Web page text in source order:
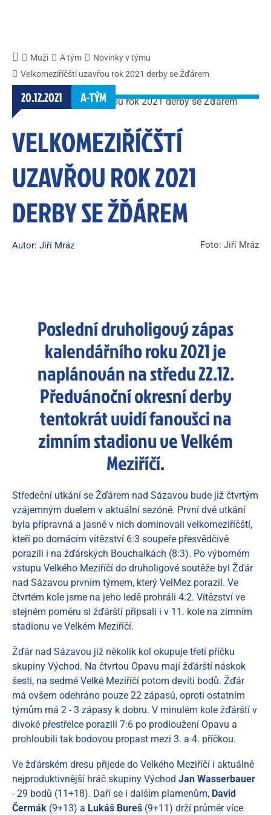
Muži A tým
Novinky v týmu
Velkomeziříčští uzavřou rok 2021 derby se Žďárem
20.12.2021 A-TÝM
VELKOMEZIŘÍČŠTÍ
UZAVŘOU ROK 2021
DERBY SE ŽĎÁREM
Autor: Jiří Mráz Foto: Jiří Mráz
Poslední druholigový zápas
kalendářního roku 2021 je
naplánován na středu 22.12.
Předvánoční okresní derby
tentokrát uvidí fanoušci na
zimním stadionu ve Velkém
Meziříčí.
Středeční utkání se Žďárem nad Sázavou bude již čtvrtým
vzájemným duelem v aktuální sezóně. První dvě utkání
byla přípravná a jasně v nich dominovali velkomeziříčští,
kteří po domácím vítězství 6:3 soupeře přesvědčivě
porazili i na žďárských Bouchalkách (8:3). Po výborném
vstupu Velkého Meziříčí do druholigové soutěže byl Žďár
nad Sázavou prvním týmem, který VelMez porazil. Ve
čtvrtém kole jsme na jeho ledě prohráli 4:2. Vítězství ve
stejném poměru si žďárští připsali i v 11. kole na zimním
stadionu ve Velkém Meziříčí.
Žďár nad Sázavou již několik kol okupuje třetí příčku
skupiny Východ. Na čtvrtou Opavu mají žďárští náskok
šesti, na sedmé Velké Meziříčí potom devíti bodů. Žďár
má ovšem odehráno pouze 22 zápasů, oproti ostatním
týmům má 2 - 3 zápasy k dobru. V minulém kole žďárští v
divoké přestřelce porazili 7:6 po prodloužení Opavu a
prohloubili tak bodovou propast mezi 3. a 4. příčkou.
Ve žďárském dresu přijede do Velkého Meziříčí i aktuálně
nejproduktivnější hráč skupiny Východ Jan Wasserbauer
- 29 bodů (11+18). Daří se i dalším plamenům, David
Čermák (9+13) a Lukáš Bureš (9+11) drží průměr více